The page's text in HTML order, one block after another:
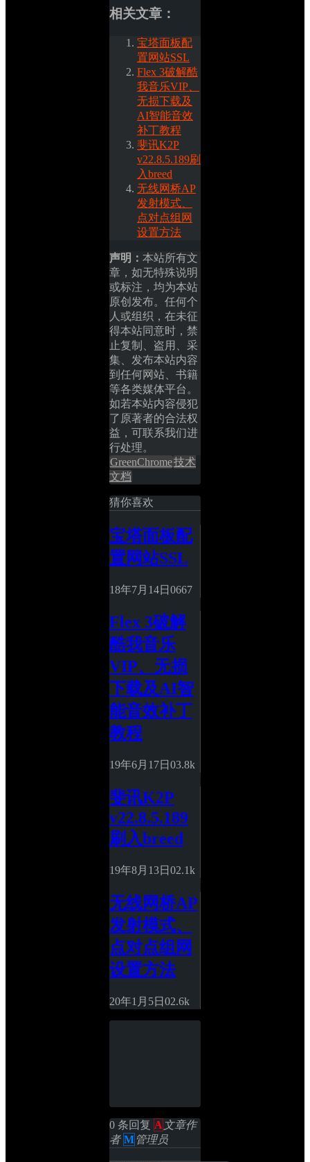
相关文章：
宝塔面板配
置网站SSL
Flex 3破解酷
我音乐VIP、
无损下载及
AI智能音效
补丁教程
斐讯K2P
v22.8.5.189刷
入breed
无线网桥AP
发射模式、
点对点组网
设置方法
声明： 本站所有文
章，如无特殊说明
或标注，均为本站
原创发布。任何个
人或组织，在未征
得本站同意时，禁
止复制、盗用、采
集、发布本站内容
到任何网站、书籍
等各类媒体平台。
如若本站内容侵犯
了原著者的合法权
益，可联系我们进
行处理。
GreenChrome技术
文档
猜你喜欢
宝塔面板配
置网站SSL
18年7月14日 0667
Flex 3破解
酷我音乐
VIP、无损
下载及AI智
能音效补丁
教程
19年6月17日 03.8k
斐讯K2P
v22.8.5.189
刷入breed
19年8月13日 02.1k
无线网桥AP
发射模式、
点对点组网
设置方法
20年1月5日 02.6k
0 条回复 A 文章作
者 M 管理员